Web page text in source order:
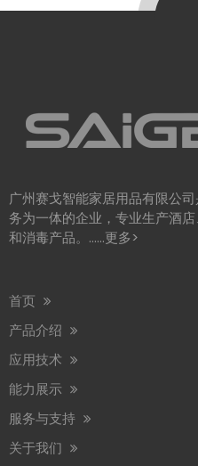
我们很高兴地通知您，我们将
广州赛戈智能家居用品有限公
务为一体的企业，专业生产酒
和消毒产品。……更多>
首页
产品介绍
应用技术
能力展示
服务与支持
关于我们